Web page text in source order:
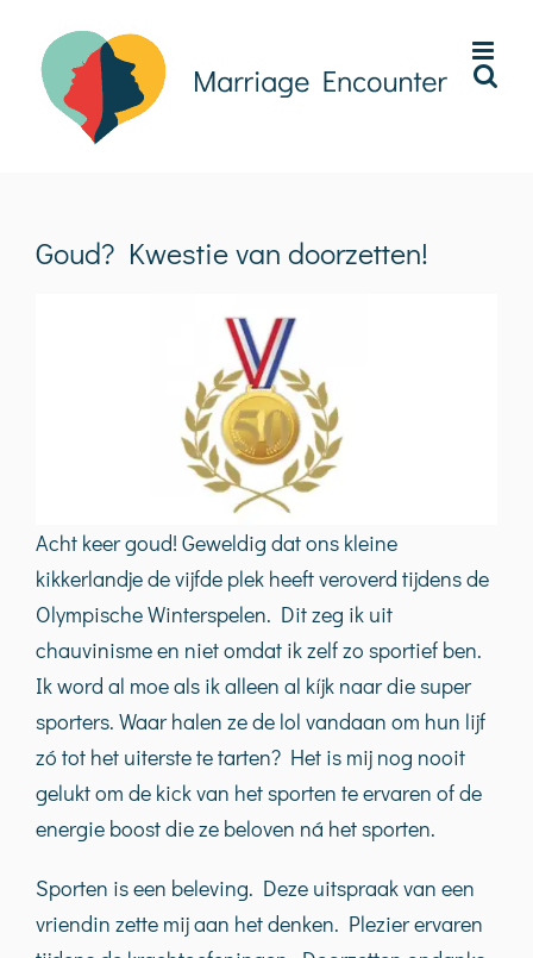
inhoud
Goud? Kwestie van doorzetten!
Acht keer goud! Geweldig dat ons kleine
kikkerlandje de vijfde plek heeft veroverd tijdens de
Olympische Winterspelen. Dit zeg ik uit
chauvinisme en niet omdat ik zelf zo sportief ben.
Ik word al moe als ik alleen al kíjk naar die super
sporters. Waar halen ze de lol vandaan om hun lijf
zó tot het uiterste te tarten? Het is mij nog nooit
gelukt om de kick van het sporten te ervaren of de
energie boost die ze beloven ná het sporten.
Sporten is een beleving. Deze uitspraak van een
vriendin zette mij aan het denken. Plezier ervaren